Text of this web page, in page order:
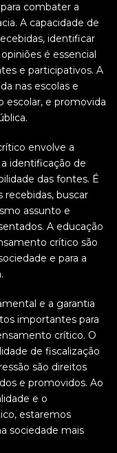
combater a
A capacidade de
identificar
é essencial
e participativos. A
nas escolas e
escolar, e promovida
envolve a
identificação de
das fontes. É
buscar
assunto e
A educação
crítico são
e para a
e a garantia
importantes para
crítico. O
de fiscalização
são direitos
e promovidos. Ao
e o
estaremos
sociedade mais